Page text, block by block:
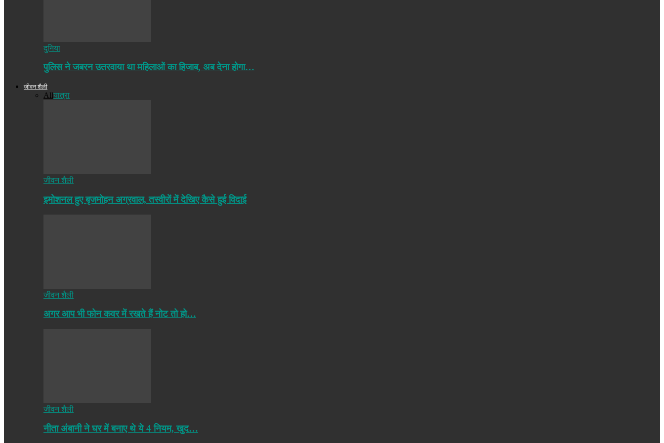
दुनिया
पुलिस ने जबरन उतरवाया था महिलाओं का हिजाब, अब देना होगा…
जीवन शैली
Allयात्रा
जीवन शैली
इमोशनल हुए बृजमोहन अग्रवाल, तस्वीरों में देखिए कैसे हुई विदाई
जीवन शैली
अगर आप भी फोन कवर में रखते हैं नोट तो हो…
जीवन शैली
नीता अंबानी ने घर में बनाए थे ये 4 नियम, खुद…